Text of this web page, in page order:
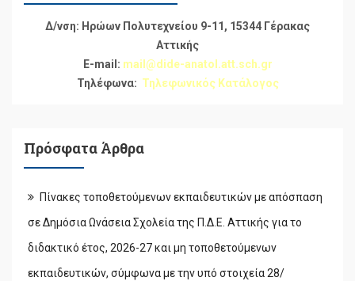
Δ/νση: Ηρώων Πολυτεχνείου 9-11, 15344 Γέρακας
Αττικής
E-mail: mail@dide-anatol.att.sch.gr
Τηλέφωνα: Τηλεφωνικός Κατάλογος
Πρόσφατα Άρθρα
Πίνακες τοποθετούμενων εκπαιδευτικών με απόσπαση
σε Δημόσια Ωνάσεια Σχολεία της Π.Δ.Ε. Αττικής για το
διδακτικό έτος, 2026-27 και μη τοποθετούμενων
εκπαιδευτικών, σύμφωνα με την υπό στοιχεία 28/